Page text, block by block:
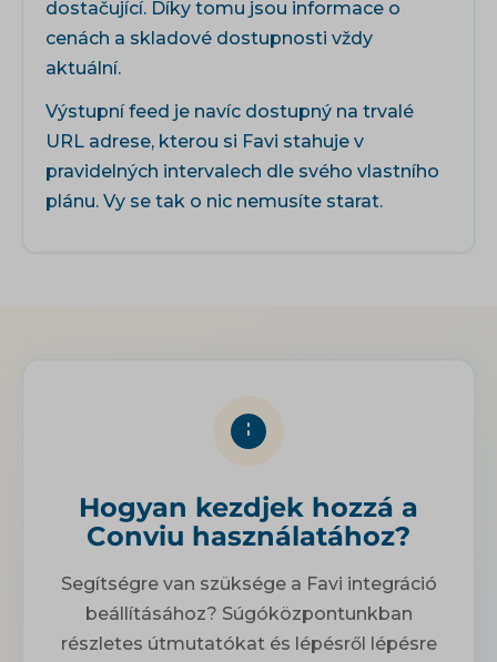
dostačující. Díky tomu jsou informace o
cenách a skladové dostupnosti vždy
aktuální.
Výstupní feed je navíc dostupný na trvalé
URL adrese, kterou si Favi stahuje v
pravidelných intervalech dle svého vlastního
plánu. Vy se tak o nic nemusíte starat.
Hogyan kezdjek hozzá a
Conviu használatához?
Segítségre van szüksége a Favi integráció
beállításához? Súgóközpontunkban
részletes útmutatókat és lépésről lépésre